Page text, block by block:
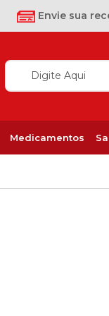
Envie sua
Medicamentos